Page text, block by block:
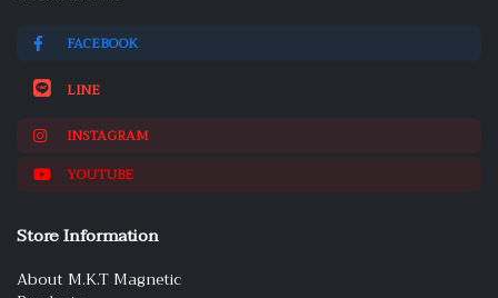
FACEBOOK
LINE
INSTAGRAM
YOUTUBE
Store Information
About M.K.T Magnetic